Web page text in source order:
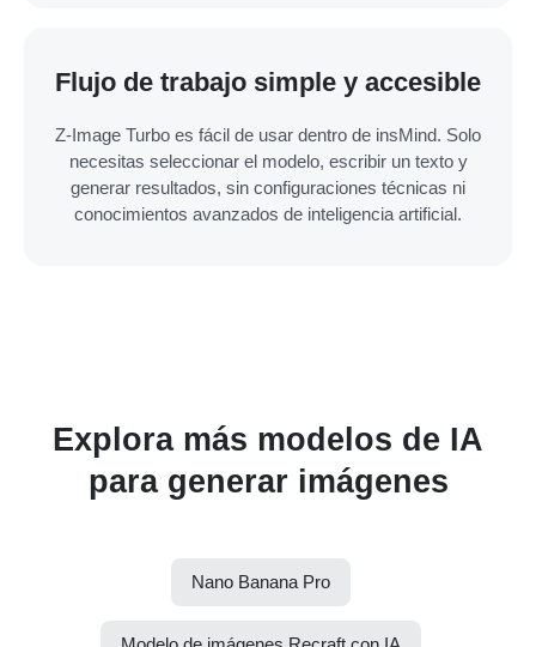
Flujo de trabajo simple y accesible
Z-Image Turbo es fácil de usar dentro de insMind. Solo
necesitas seleccionar el modelo, escribir un texto y
generar resultados, sin configuraciones técnicas ni
conocimientos avanzados de inteligencia artificial.
Explora más modelos de IA
para generar imágenes
Nano Banana Pro